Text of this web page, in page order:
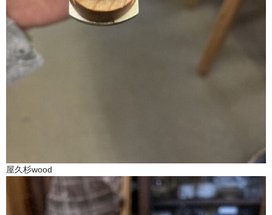
屋久杉wood